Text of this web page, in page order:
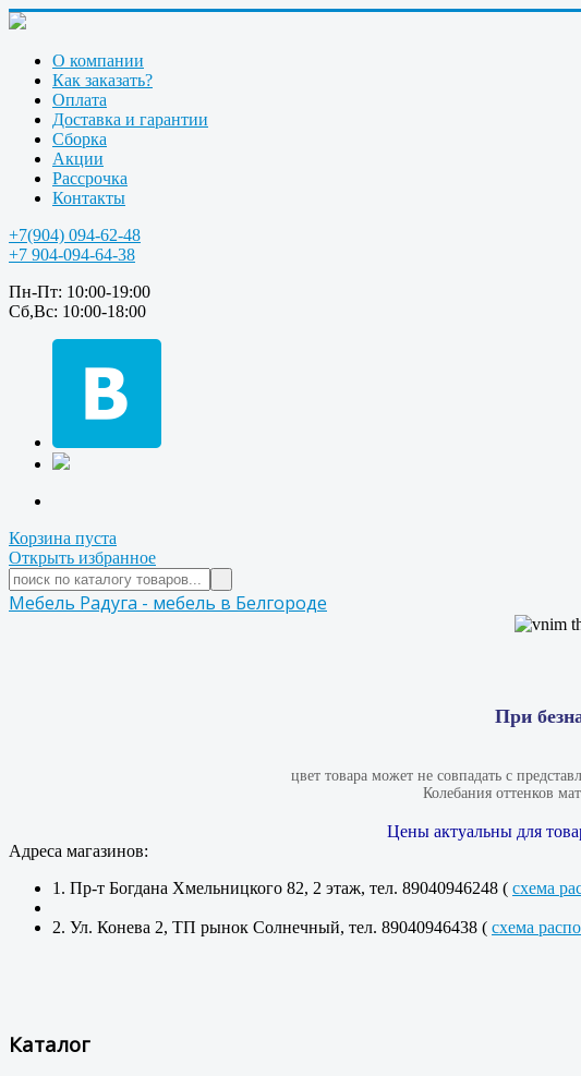
О компании
Как заказать?
Оплата
Доставка и гарантии
Сборка
Акции
Рассрочка
Контакты
+7(904) 094-62-48
+7 904-094-64-38
Пн-Пт: 10:00-19:00
Сб,Вс: 10:00-18:00
Корзина пуста
Открыть избранное
Мебель Радуга - мебель в Белгороде
При
цвет товара может не совпадать с
Колебания оттенков
Цены актуальны для
Адреса магазинов:
1. Пр-т Богдана Хмельницкого 82, 2 этаж, тел. 89040946248 ( схема
2. Ул. Конева 2, ТП рынок Солнечный, тел. 89040946438 ( схема
Каталог